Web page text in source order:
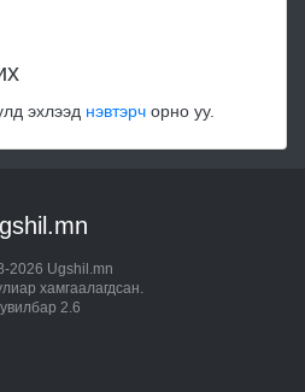
эхлээд нэвтэрч орно уу.
2026 Ugshil.mn
хамгаалагдсан.
2.6